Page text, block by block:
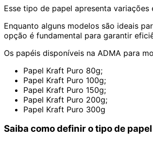
Esse tipo de papel apresenta
Enquanto alguns modelos são ideais
opção é fundamental para garantir
Os papéis disponíveis na ADMA para
Papel Kraft Puro 80g;
Papel Kraft Puro 100g;
Papel Kraft Puro 150g;
Papel Kraft Puro 200g;
Papel Kraft Puro 300g
Saiba como definir o tipo de